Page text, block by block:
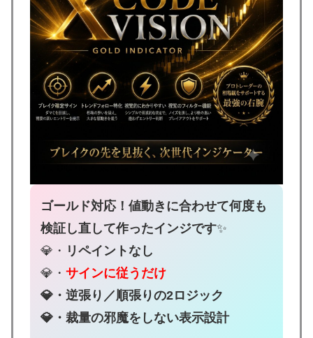
ゴールド対応！値動きに合わせて何度も
検証し直して作ったインジです✨
💎・ リペイントなし
💎・ サインに従うだけ
💎・逆張り／順張りの2ロジック
💎・裁量の邪魔をしない表示設計